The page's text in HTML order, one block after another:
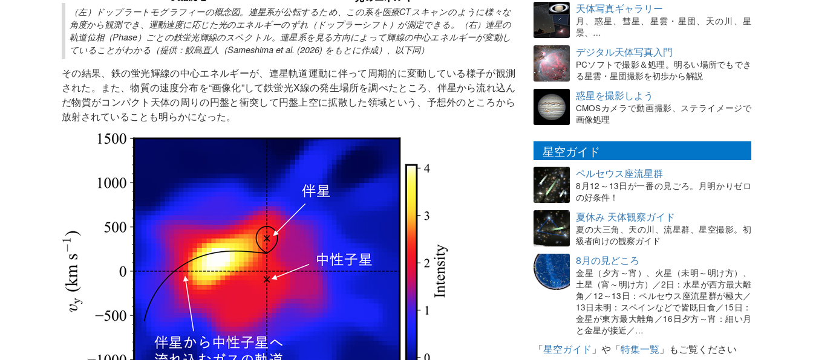
（左）ドップラートモグラフィーの概念図。連星系が公転するため、この系を医療CTスキャンのように様々な
角度から観測でき、運動速度に応じた光のエネルギーのずれ（ドップラーシフト）が測定できる。（右）連星の
軌道位相（Phase）ごとの鉄蛍光輝線のスペクトル。連星系を見る方向によって輝線の中心エネルギーが変動し
ていることがわかる（提供：鮫島直人（Sameshima et al. (2026) をもとに作成）、以下同）
その結果、鉄の蛍光輝線の中心エネルギーが、連星軌道運動に伴って周期的に変動している様子が観測
された。また、物質の速度分布を“画像化”して鉄蛍光X線の発生場所を調べたところ、伴星から流れ込ん
だ物質がコンパクト天体の周りの円盤と衝突して円盤上空に拡散した領域という、予想外のところから
放射されていることも明らかになった。
天体写真ギャラリー
月、惑星、彗星、星雲・星団、天の川、星
景、…
デジタル天体写真入門
PCソフトで撮影＆処理。明るい場所でもでき
る星雲・星団撮影を初歩から解説
惑星を撮影しよう
CMOSカメラで動画撮影、ステライメージで
画像処理
星空ガイド
ペルセウス座流星群
8月12～13日が一番の見ごろ。月明かりゼロ
の好条件！
夏休み 天体観察ガイド
夏の大三角、天の川、流星群、星空撮影。初
級者向けの観察ガイド
8月の見どころ
金星（夕方～宵）、火星（未明～明け方）、
土星（宵～明け方）／2日：水星が西方最大離
角／12～13日：ペルセウス座流星群が極大／
13日未明：スペインなどで皆既日食／15日：
金星が東方最大離角／16日夕方～宵：細い月
と金星が接近／…
「星空ガイド 」や「特集一覧 」もご覧ください